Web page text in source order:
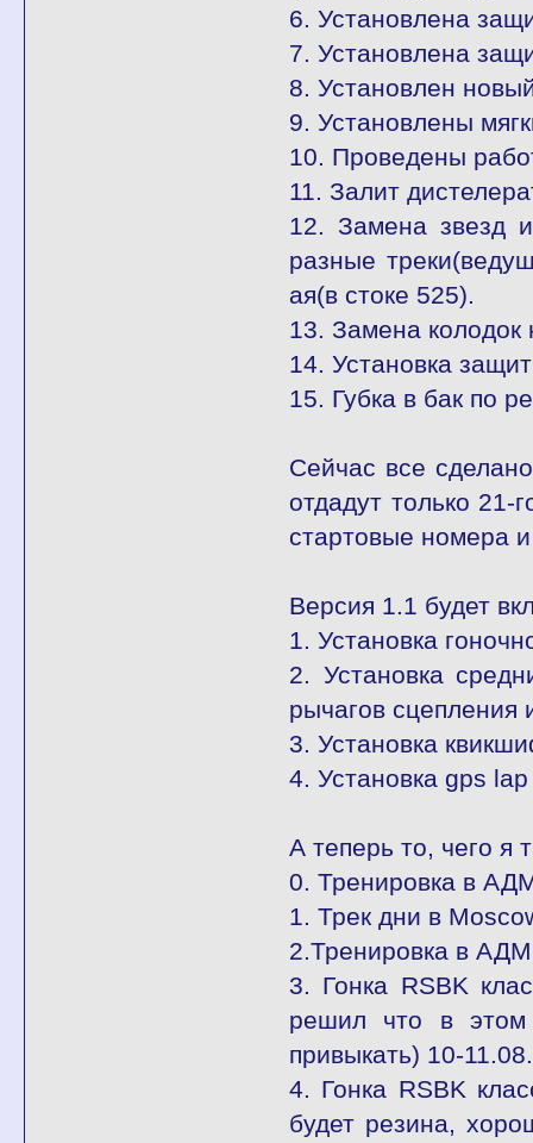
6. Установлена
7. Установлена
8. Установлен
9. Установлены
10. Проведены
11. Залит
12. Замена звезд
разные
ая(в стоке 525).
13. Замена
14. Установка
15. Губка в бак по
Сейчас все
отдадут только 21-
стартовые номера
Версия 1.1 будет
1. Установка
2. Установка
рычагов сцепления
3. Установка
4. Установка gps
А теперь то, чего я
0. Тренировка в
1. Трек дни в
2.Тренировка в
3. Гонка RSBK
решил что в
привыкать) 10-
4. Гонка RSBK
будет резина,